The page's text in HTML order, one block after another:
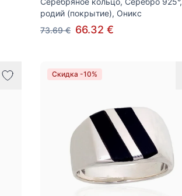
родий (покрытие), Оникс
73.69 € 66.32 €
Скидка -10%